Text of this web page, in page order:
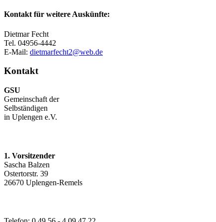
Kontakt für weitere Auskünfte:
Dietmar Fecht
Tel. 04956-4442
E-Mail: dietmarfecht2@web.de
Kontakt
GSU
Gemeinschaft der
Selbständigen
in Uplengen e.V.
1. Vorsitzender
Sascha Balzen
Ostertorstr. 39
26670 Uplengen-Remels